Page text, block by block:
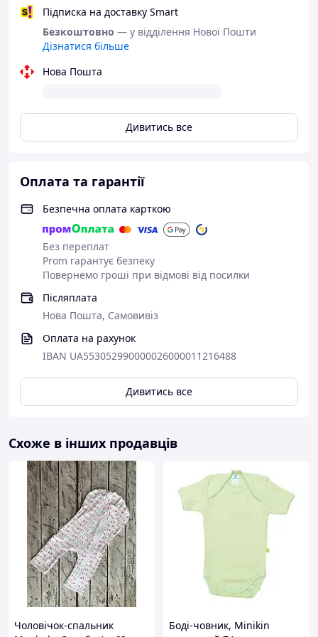
коментарях 📝
Підписка на доставку Smart
Безкоштовно — у відділення Нової Пошти
Дізнатися більше
Нова Пошта
Дивитись все
Оплата та гарантії
Безпечна оплата карткою
Без переплат
Prom гарантує безпеку
Повернемо гроші при відмові від посилки
Післяплата
Нова Пошта, Самовивіз
Оплата на рахунок
IBAN UA553052990000026000011216488
Дивитись все
Схоже в інших продавців
Чоловічок-спальник
Боді-човник, Minikin